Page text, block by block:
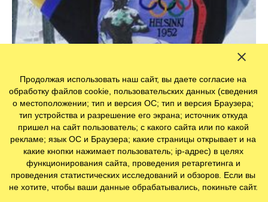
Финский выбор 2020
Продолжая использовать наш сайт, вы даете согласие на
обработку файлов cookie, пользовательских данных (сведения
о местоположении; тип и версия ОС; тип и версия Браузера;
тип устройства и разрешение его экрана; источник откуда
пришел на сайт пользователь; с какого сайта или по какой
рекламе; язык ОС и Браузера; какие страницы открывает и на
какие кнопки нажимает пользователь; ip-адрес) в целях
функционирования сайта, проведения ретаргетинга и
проведения статистических исследований и обзоров. Если вы
не хотите, чтобы ваши данные обрабатывались, покиньте сайт.